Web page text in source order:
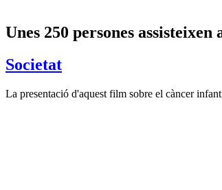
Unes 250 persones
Societat
La presentació d'aquest film sobre el càncer